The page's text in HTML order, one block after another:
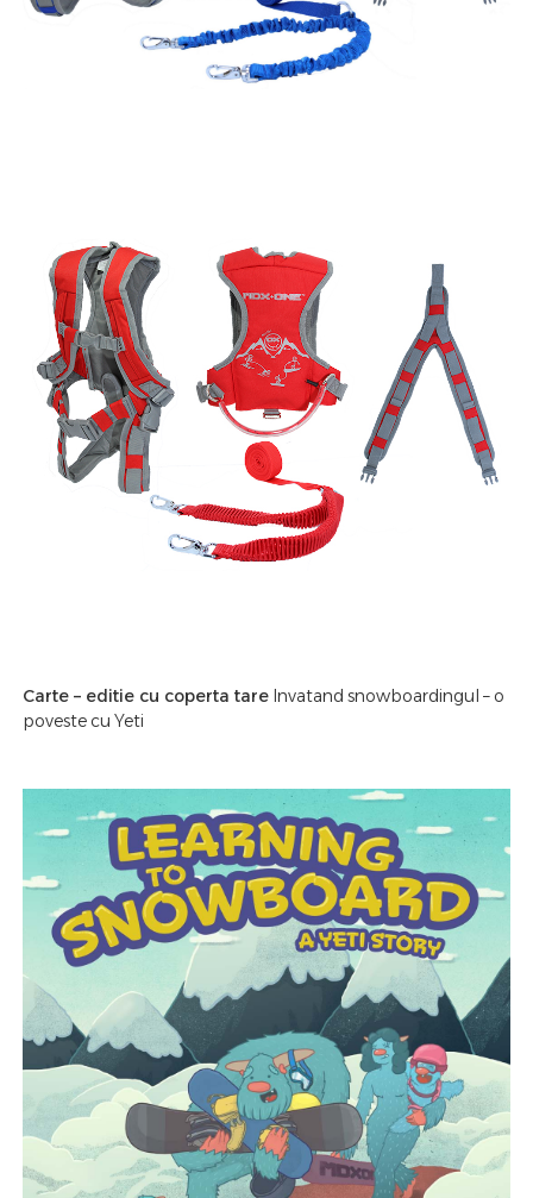
Carte – editie cu coperta tare Invatand snowboardingul – o
poveste cu Yeti